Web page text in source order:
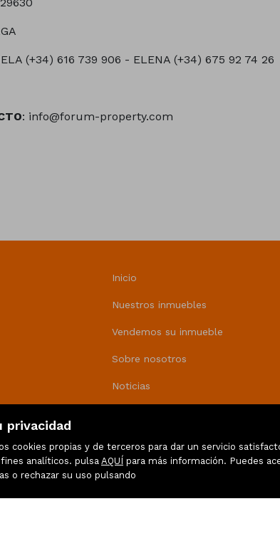
privacidad
cookies propias y de terceros para dar un servicio
analíticos. pulsa AQUÍ para más información. Puedes
o rechazar su uso pulsando
(+34) 616 739 906 - ELENA (+34) 675 92 74 26
: info@forum-property.com
Inicio
Nuestros inmuebles
Vendemos su inmueble
Sobre nosotros
Noticias
Contactar